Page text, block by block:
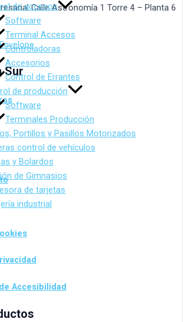
de accesos
Software
Terminal Accesos
Controladoras
Accesorios
Control de Errantes
de producción
Software
Terminales Producción
Portillos y Pasillos Motorizados
control de vehículos
y Bolardos
de Gimnasios
de tarjetas
industrial
Calle Astronomía 1 Torre 4 – Planta 6
Envelope
Sur
Accesibilidad